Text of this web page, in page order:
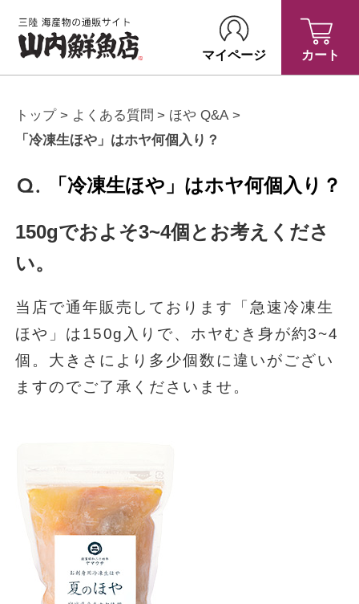
マイページ カート
トップ よくある質問
ほや Q&A
「冷凍生ほや」はホヤ何個入り？
「冷凍生ほや」はホヤ何個入り？
150gでおよそ3~4個とお考えくださ
い。
当店で通年販売しております「急速冷凍生
ほや」は150g入りで、ホヤむき身が約3~4
個。大きさにより多少個数に違いがござい
ますのでご了承くださいませ。